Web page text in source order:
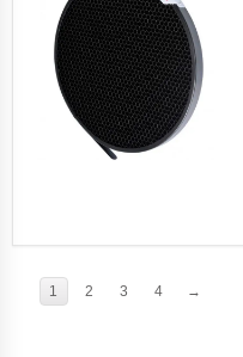
1 2 3 4 →